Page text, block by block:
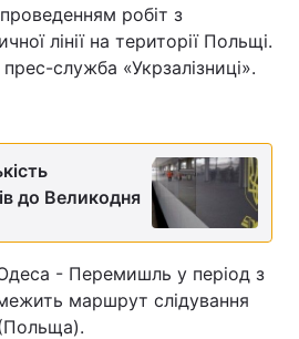
Наука
Погода
Регіони
робіт з
лінії на території Польщі.
служба «Укрзалізниці».
до Великодня
- Перемишль у період з
маршрут слідування